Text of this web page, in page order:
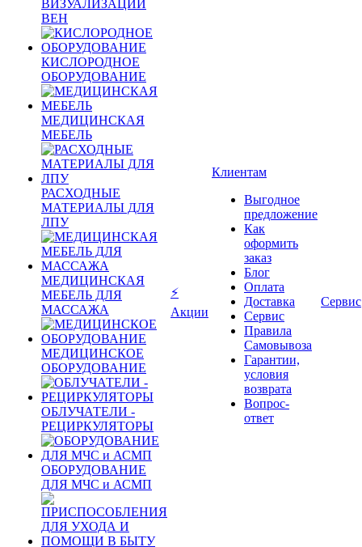
ВИЗУАЛИЗАЦИИ
ВЕН
КИСЛОРОДНОЕ
ОБОРУДОВАНИЕ
МЕДИЦИНСКАЯ
МЕБЕЛЬ
РАСХОДНЫЕ
МАТЕРИАЛЫ ДЛЯ
ЛПУ
МЕДИЦИНСКАЯ
МЕБЕЛЬ ДЛЯ
МАССАЖА
МЕДИЦИНСКОЕ
ОБОРУДОВАНИЕ
ОБЛУЧАТЕЛИ -
РЕЦИРКУЛЯТОРЫ
ОБОРУДОВАНИЕ
ДЛЯ МЧС и АСМП
⚡
Акции
Клиентам
Выгодное
предложение
Как
оформить
заказ
Блог
Оплата
Доставка
Сервис
Правила
Самовывоза
Гарантии,
условия
возврата
Вопрос-
ответ
Сервис